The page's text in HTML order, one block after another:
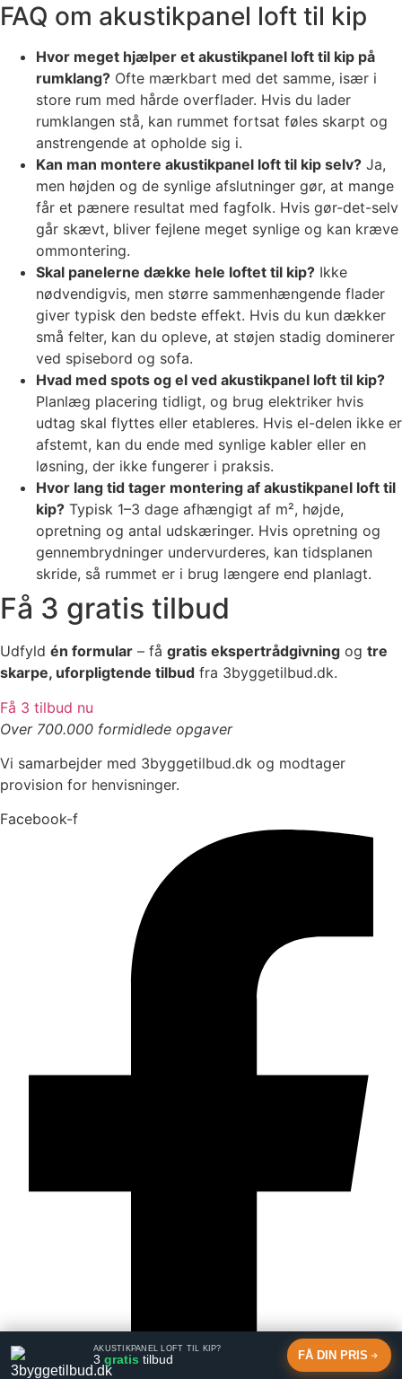
FAQ om akustikpanel loft til kip
Hvor meget hjælper et akustikpanel loft til kip på
rumklang? Ofte mærkbart med det samme, især i
store rum med hårde overflader. Hvis du lader
rumklangen stå, kan rummet fortsat føles skarpt og
anstrengende at opholde sig i.
Kan man montere akustikpanel loft til kip selv? Ja,
men højden og de synlige afslutninger gør, at mange
får et pænere resultat med fagfolk. Hvis gør-det-selv
går skævt, bliver fejlene meget synlige og kan kræve
ommontering.
Skal panelerne dække hele loftet til kip? Ikke
nødvendigvis, men større sammenhængende flader
giver typisk den bedste effekt. Hvis du kun dækker
små felter, kan du opleve, at støjen stadig dominerer
ved spisebord og sofa.
Hvad med spots og el ved akustikpanel loft til kip?
Planlæg placering tidligt, og brug elektriker hvis
udtag skal flyttes eller etableres. Hvis el-delen ikke er
afstemt, kan du ende med synlige kabler eller en
løsning, der ikke fungerer i praksis.
Hvor lang tid tager montering af akustikpanel loft til
kip? Typisk 1–3 dage afhængigt af m², højde,
opretning og antal udskæringer. Hvis opretning og
gennembrydninger undervurderes, kan tidsplanen
skride, så rummet er i brug længere end planlagt.
Få 3 gratis tilbud
Udfyld én formular – få gratis ekspertrådgivning og tre
skarpe, uforpligtende tilbud fra 3byggetilbud.dk.
Få 3 tilbud nu
Over 700.000 formidlede opgaver
AKUSTIKPANEL LOFT TIL KIP?
3 gratis tilbud FÅ DIN PRIS
Vi samarbejder med 3byggetilbud.dk og modtager
provision for henvisninger.
Facebook-f